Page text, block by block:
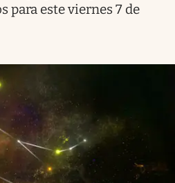
para este viernes 7 de